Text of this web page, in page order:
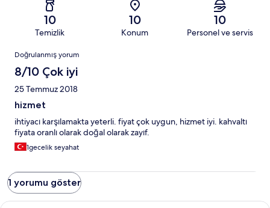
10
Temizlik
10
Konum
10
Personel ve servis
Yorumlar
Doğrulanmış yorum
8/10 Çok iyi
25 Temmuz 2018
hizmet
ihtiyacı karşılamakta yeterli. fiyat çok uygun, hizmet iyi. kahvaltı
fiyata oranlı olarak doğal olarak zayıf.
1gecelik seyahat
1 yorumu göster